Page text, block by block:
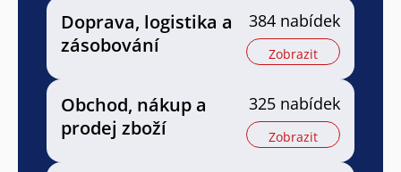
Doprava, logistika a
zásobování
384 nabídek
Zobrazit
Obchod, nákup a
prodej zboží
325 nabídek
Zobrazit